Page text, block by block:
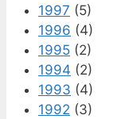
1997 (5)
1996 (4)
1995 (2)
1994 (2)
1993 (4)
1992 (3)